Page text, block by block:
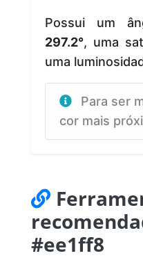
Possui um
297.2°, uma
uma
Para ser
cor mais
#ee1ff8